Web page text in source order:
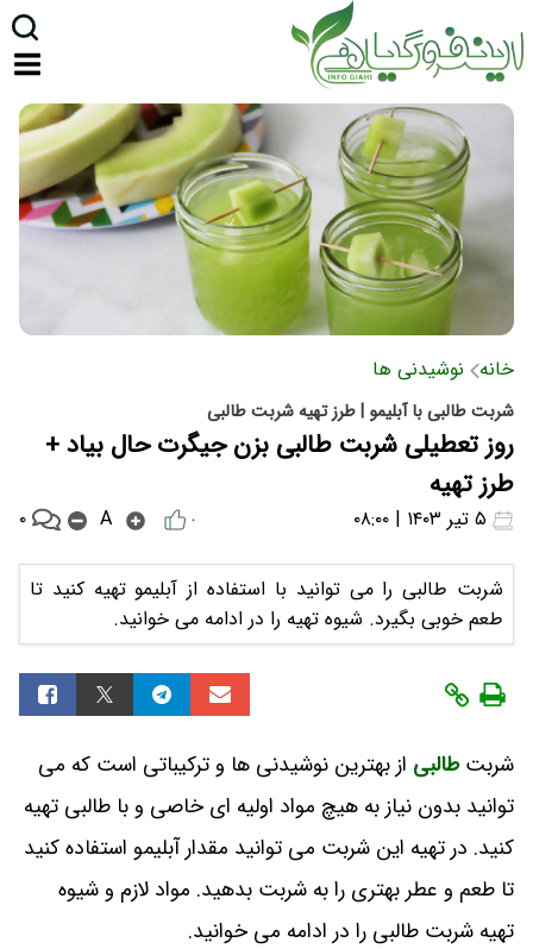
خانه نوشیدنی ها
شربت طالبی با آبلیمو | طرز تهیه شربت طالبی
روز تعطیلی شربت طالبی بزن جیگرت حال بیاد +
طرز تهیه
۰ A ۰
شربت طالبی را می توانید با استفاده از آبلیمو تهیه کنید تا
طعم خوبی بگیرد. شیوه تهیه را در ادامه می خوانید.
شربتطالبی از بهترین نوشیدنی ها و ترکیباتی است که می
توانید بدون نیاز به هیچ مواد اولیه ای خاصی و با طالبی تهیه
کنید. در تهیه این شربت می توانید مقدار آبلیمو استفاده کنید
تا طعم و عطر بهتری را به شربت بدهید. مواد لازم و شیوه
تهیه شربت طالبی را در ادامه می خوانید.